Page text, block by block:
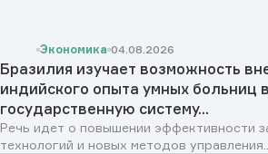
Экономика 04.08.2026
Бразилия изучает возможность
индийского опыта умных больниц в
государственную систему...
Речь идет о повышении эффективности
технологий и новых методов управления...